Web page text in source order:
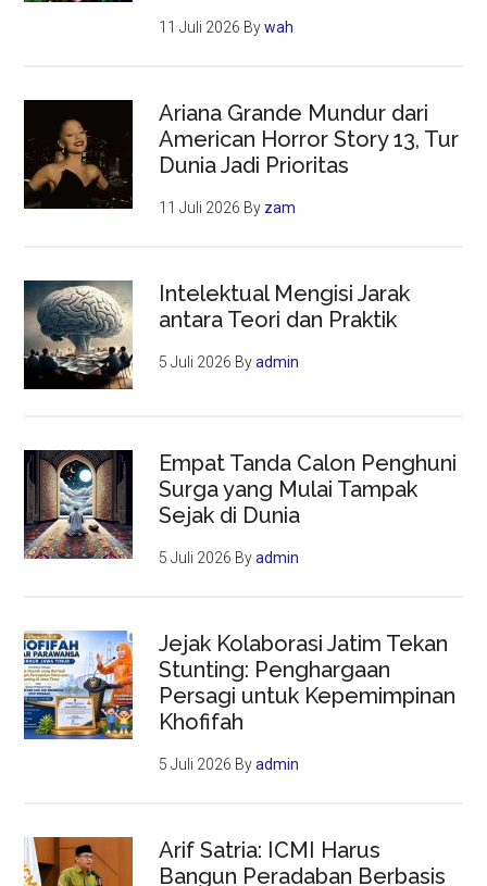
11 Juli 2026 Bywah
Ariana Grande Mundur dari
American Horror Story 13, Tur
Dunia Jadi Prioritas
11 Juli 2026 By zam
Intelektual Mengisi Jarak
antara Teori dan Praktik
5 Juli 2026 Byadmin
Empat Tanda Calon Penghuni
Surga yang Mulai Tampak
Sejak di Dunia
5 Juli 2026 Byadmin
Jejak Kolaborasi Jatim Tekan
Stunting: Penghargaan
Persagi untuk Kepemimpinan
Khofifah
5 Juli 2026 Byadmin
Arif Satria: ICMI Harus
Bangun Peradaban Berbasis